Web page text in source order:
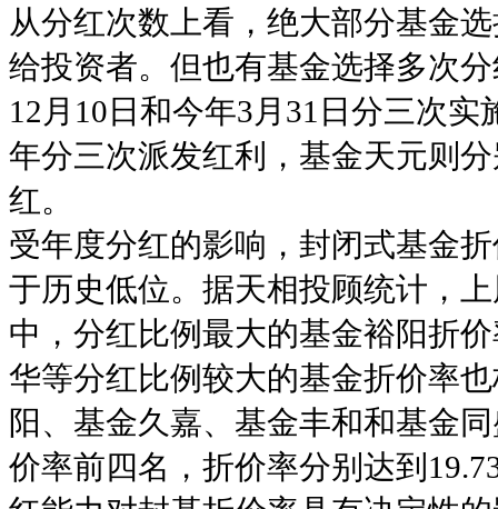
从分红次数上看，绝大部分基金
给投资者。但也有基金选择多次
12月10日和今年3月31日分三次实
年分三次派发红利，基金天元则
红。
受年度分红的影响，封闭式基金
于历史低位。据天相投顾统计，
中，分红比例最大的基金裕阳折
华等分红比例较大的基金折价率
阳、基金久嘉、基金丰和和基金
价率前四名，折价率分别达到